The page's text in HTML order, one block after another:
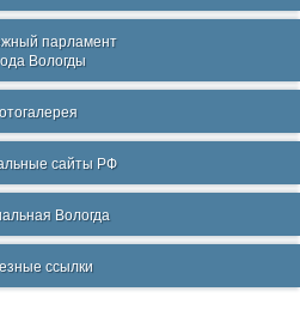
парламент
Вологды
сайты РФ
Вологда
ссылки